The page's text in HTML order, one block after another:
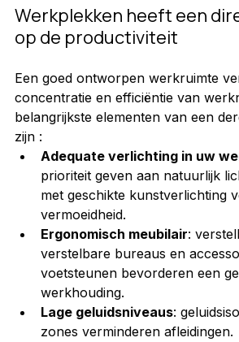
Werkplekken heeft een
op de productiviteit
Een goed ontworpen werkruimte
concentratie en efficiëntie van
belangrijkste elementen van een
zijn :
Adequate verlichting in uw
prioriteit geven aan natuurlijk
met geschikte kunstverlichting
vermoeidheid.
Ergonomisch meubilair:
verstelbare bureaus en
voetsteunen bevorderen een
werkhouding.
Lage geluidsniveaus:
zones verminderen afleidingen.